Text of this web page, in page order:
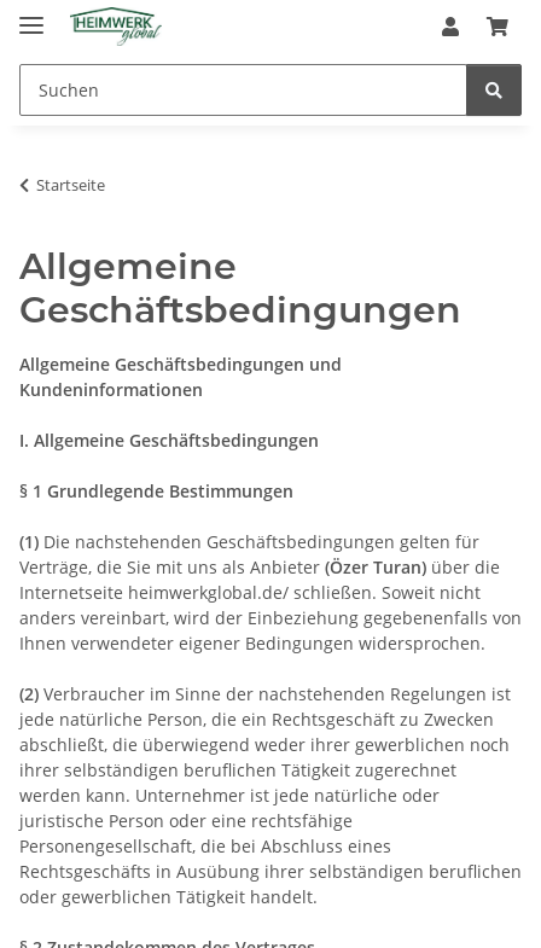
Startseite
Allgemeine
Geschäftsbedingungen
Allgemeine Geschäftsbedingungen und
Kundeninformationen
I. Allgemeine Geschäftsbedingungen
§ 1 Grundlegende Bestimmungen
(1) Die nachstehenden Geschäftsbedingungen gelten für
Verträge, die Sie mit uns als Anbieter (Özer Turan) über die
Internetseite heimwerkglobal.de/ schließen. Soweit nicht
anders vereinbart, wird der Einbeziehung gegebenenfalls von
Ihnen verwendeter eigener Bedingungen widersprochen.
(2) Verbraucher im Sinne der nachstehenden Regelungen ist
jede natürliche Person, die ein Rechtsgeschäft zu Zwecken
abschließt, die überwiegend weder ihrer gewerblichen noch
ihrer selbständigen beruflichen Tätigkeit zugerechnet
werden kann. Unternehmer ist jede natürliche oder
juristische Person oder eine rechtsfähige
Personengesellschaft, die bei Abschluss eines
Rechtsgeschäfts in Ausübung ihrer selbständigen beruflichen
oder gewerblichen Tätigkeit handelt.